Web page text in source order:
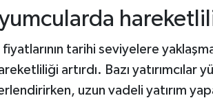
fiyatlarının tarihi seviyelere
artırdı. Bazı yatırımcılar
uzun vadeli yatırım